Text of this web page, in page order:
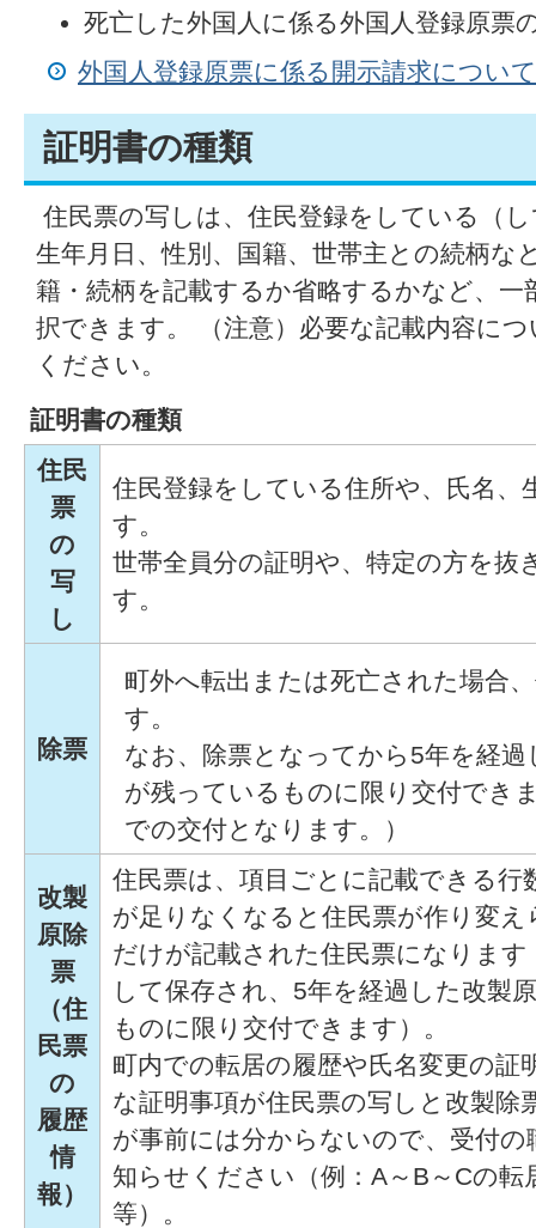
死亡した外国人に係る外国人登録原票
外国人登録原票に係る開示請求について
証明書の種類
住民票の写しは、住民登録をしている（
生年月日、性別、国籍、世帯主との続柄な
籍・続柄を記載するか省略するかなど、一
択できます。 （注意）必要な記載内容に
ください。
証明書の種類
住民
票
の
写
し
住民登録をしている住所や、氏名、
す。
世帯全員分の証明や、特定の方を抜
す。
除票
町外へ転出または死亡された場合
す。
なお、除票となってから5年を経
が残っているものに限り交付でき
での交付となります。）
改製
原除
票
（住
民票
の
履歴
情
報）
住民票は、項目ごとに記載できる
が足りなくなると住民票が作り変え
だけが記載された住民票になります
して保存され、5年を経過した改製
ものに限り交付できます）。
町内での転居の履歴や氏名変更の証
な証明事項が住民票の写しと改製
が事前には分からないので、受付
知らせください（例：A～B～Cの
等）。